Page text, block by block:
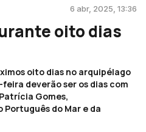
6 abr, 2025, 13:36
oito dias
oito dias no arquipélago
deverão ser os dias com
Gomes,
do Mar e da